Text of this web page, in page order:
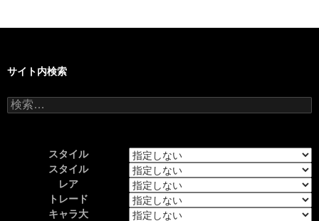
サイト内検索
検
索:
スタイル
スタイル
レア
トレード
キャラ大